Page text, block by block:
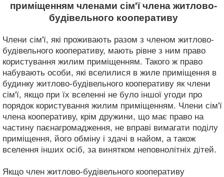
приміщенням членами сім'ї члена житлово-
будівельного кооперативу
Члени сім'ї, які проживають разом з членом житлово-
будівельного кооперативу, мають рівне з ним право
користування жилим приміщенням. Такого ж право
набувають особи, які вселилися в жиле приміщення в
будинку житлово-будівельного кооперативу як члени
сім'ї, якщо при їх вселенні не було іншої угоди про
порядок користування жилим приміщенням. Члени сім'ї
члена кооперативу, крім дружини, що має право на
частину паєнагромадження, не вправі вимагати поділу
приміщення, його обміну і здачі в найом, а також
вселення інших осіб, за винятком неповнолітніх дітей.
Якщо член житлово-будівельного кооперативу